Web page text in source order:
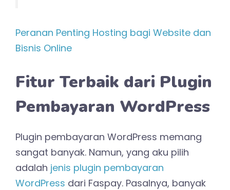
Peranan Penting Hosting bagi Website dan
Bisnis Online
Fitur Terbaik dari Plugin
Pembayaran WordPress
Plugin pembayaran WordPress memang
sangat banyak. Namun, yang aku pilih
adalah jenis plugin pembayaran
WordPress dari Faspay. Pasalnya, banyak